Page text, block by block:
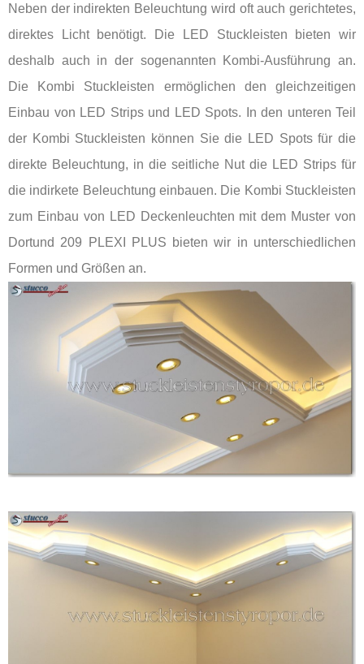
Neben der indirekten Beleuchtung wird oft auch gerichtetes,
direktes Licht benötigt. Die LED Stuckleisten bieten wir
deshalb auch in der sogenannten Kombi-Ausführung an.
Die Kombi Stuckleisten ermöglichen den gleichzeitigen
Einbau von LED Strips und LED Spots. In den unteren Teil
der Kombi Stuckleisten können Sie die LED Spots für die
direkte Beleuchtung, in die seitliche Nut die LED Strips für
die indirkete Beleuchtung einbauen. Die Kombi Stuckleisten
zum Einbau von LED Deckenleuchten mit dem Muster von
Dortund 209 PLEXI PLUS bieten wir in unterschiedlichen
Formen und Größen an.